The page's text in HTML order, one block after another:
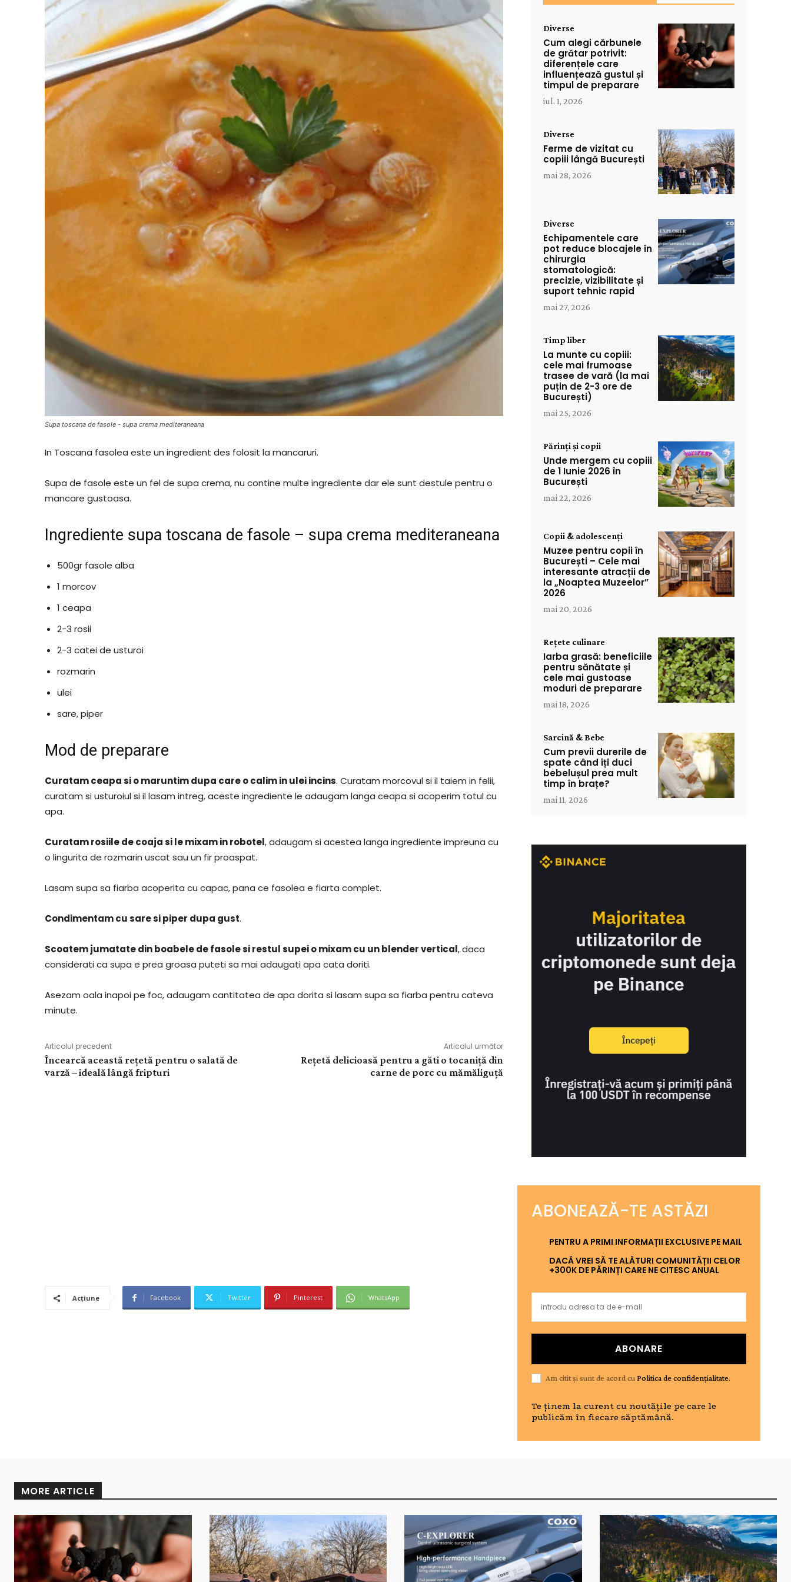
Supa toscana de fasole - supa crema mediteraneana
In Toscana fasolea este un ingredient des folosit la mancaruri.
Supa de fasole este un fel de supa crema, nu contine multe ingrediente dar ele sunt destule pentru o
mancare gustoasa.
Ingrediente supa toscana de fasole – supa crema mediteraneana
500gr fasole alba
1 morcov
1 ceapa
2-3 rosii
2-3 catei de usturoi
rozmarin
ulei
sare, piper
Mod de preparare
Curatam ceapa si o maruntim dupa care o calim in ulei incins. Curatam morcovul si il taiem in felii,
curatam si usturoiul si il lasam intreg, aceste ingrediente le adaugam langa ceapa si acoperim totul cu
apa.
Curatam rosiile de coaja si le mixam in robotel, adaugam si acestea langa ingrediente impreuna cu
o lingurita de rozmarin uscat sau un fir proaspat.
Lasam supa sa fiarba acoperita cu capac, pana ce fasolea e fiarta complet.
Condimentam cu sare si piper dupa gust.
Scoatem jumatate din boabele de fasole si restul supei o mixam cu un blender vertical, daca
considerati ca supa e prea groasa puteti sa mai adaugati apa cata doriti.
Asezam oala inapoi pe foc, adaugam cantitatea de apa dorita si lasam supa sa fiarba pentru cateva
minute.
Articolul precedent
Încearcă această rețetă pentru o salată de
varză – ideală lângă fripturi
Articolul următor
Rețetă delicioasă pentru a găti o tocaniță din
carne de porc cu mămăliguță
Acțiune Facebook Twitter Pinterest WhatsApp
Diverse
Cum alegi cărbunele
de grătar potrivit:
diferențele care
influențează gustul și
timpul de preparare
iul. 1, 2026
Diverse
Ferme de vizitat cu
copiii lângă București
mai 28, 2026
Diverse
Echipamentele care
pot reduce blocajele în
chirurgia
stomatologică:
precizie, vizibilitate și
suport tehnic rapid
mai 27, 2026
Timp liber
La munte cu copiii:
cele mai frumoase
trasee de vară (la mai
puțin de 2-3 ore de
București)
mai 25, 2026
Părinți și copii
Unde mergem cu copiii
de 1 Iunie 2026 în
București
mai 22, 2026
Copii & adolescenți
Muzee pentru copii în
București – Cele mai
interesante atracții de
la „Noaptea Muzeelor”
2026
mai 20, 2026
Rețete culinare
Iarba grasă: beneficiile
pentru sănătate și
cele mai gustoase
moduri de preparare
mai 18, 2026
Sarcină & Bebe
Cum previi durerile de
spate când îți duci
bebelușul prea mult
timp în brațe?
mai 11, 2026
ABONEAZĂ-TE ASTĂZI
PENTRU A PRIMI INFORMAȚII EXCLUSIVE PE MAIL
DACĂ VREI SĂ TE ALĂTURI COMUNITĂȚII CELOR
+300K DE PĂRINȚI CARE NE CITESC ANUAL
ABONARE
Am citit și sunt de acord cuPolitica de confidențialitate.
Te ținem la curent cu noutățile pe care le
publicăm în fiecare săptămână.
MORE ARTICLE